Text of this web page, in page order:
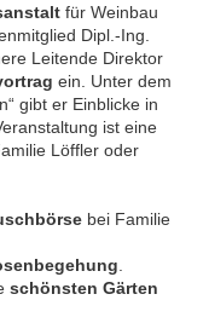
für Weinbau
Dipl.-Ing.
Leitende Direktor
ein. Unter dem
gibt er Einblicke in
ist eine
Löffler oder
bei Familie
schönsten Gärten